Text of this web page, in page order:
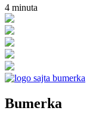
4 minuta
Bumerka